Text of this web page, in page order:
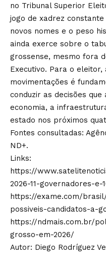
no Tribunal Superior
jogo de xadrez
novos nomes e o peso
ainda exerce sobre o
grossense, mesmo fora
Executivo. Para o eleitor,
movimentações é
conduzir as decisões
economia, a
estado nos próximos
Fontes consultadas:
ND+.
Links:
https://
2026-11-governadores-e-
https://exame.com/
possiveis-candidatos-a-
https://ndmais.com.br/
grosso-em-2026/
Autor: Diego Rodríguez